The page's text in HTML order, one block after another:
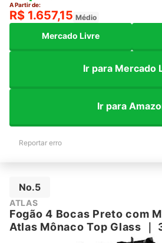
A Partir de:
R$ 1.657,15 Médio
Mercado Livre
Ir para Mercado
Ir para
Reportar erro
No.5
ATLAS
Fogão 4 Bocas Preto com
Atlas Mônaco Top Glass
｜